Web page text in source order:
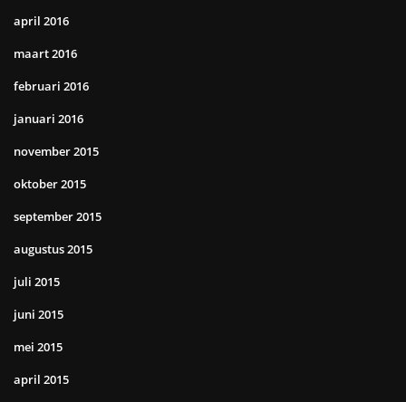
april 2016
maart 2016
februari 2016
januari 2016
november 2015
oktober 2015
september 2015
augustus 2015
juli 2015
juni 2015
mei 2015
april 2015